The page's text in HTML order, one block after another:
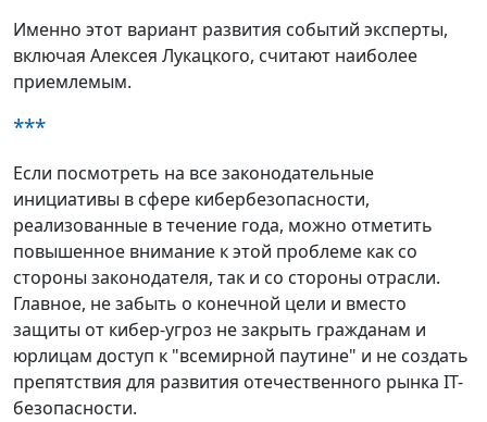
Именно этот вариант развития событий эксперты,
включая Алексея Лукацкого, считают наиболее
приемлемым.
***
Если посмотреть на все законодательные
инициативы в сфере кибербезопасности,
реализованные в течение года, можно отметить
повышенное внимание к этой проблеме как со
стороны законодателя, так и со стороны отрасли.
Главное, не забыть о конечной цели и вместо
защиты от кибер-угроз не закрыть гражданам и
юрлицам доступ к "всемирной паутине" и не создать
препятствия для развития отечественного рынка IT-
безопасности.